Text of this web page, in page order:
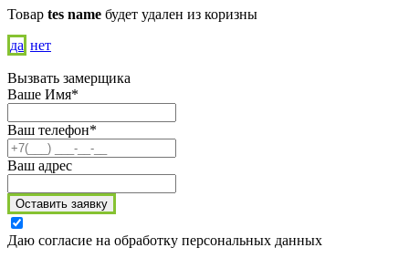
Товар tes name будет удален из коризны
да нет
Вызвать замерщика
Ваше Имя*
Ваш телефон*
Ваш адрес
Оставить заявку
Даю согласие на обработку персональных данных